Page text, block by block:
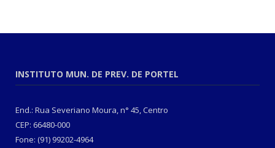
INSTITUTO MUN. DE PREV. DE PORTEL
End.: Rua Severiano Moura, n° 45, Centro
CEP: 66480-000
Fone: (91) 99202-4964